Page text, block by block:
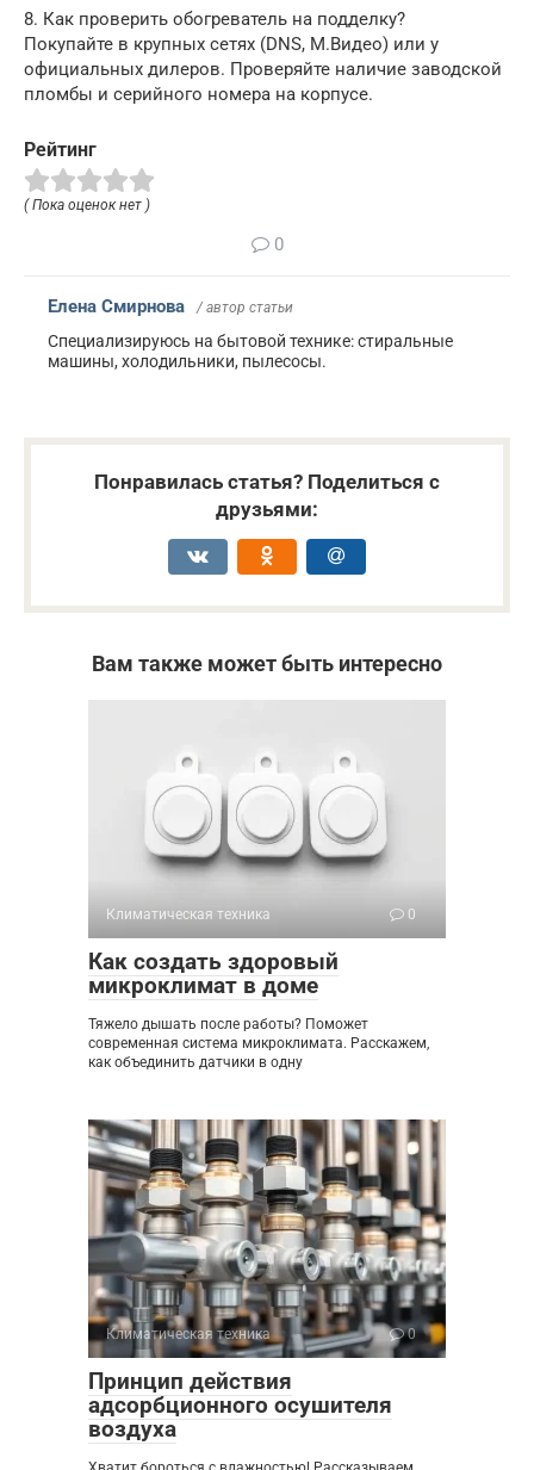
8. Как проверить обогреватель на подделку?
Покупайте в крупных сетях (DNS, М.Видео) или у
официальных дилеров. Проверяйте наличие заводской
пломбы и серийного номера на корпусе.
Рейтинг
( Пока оценок нет )
0
Елена Смирнова / автор статьи
Специализируюсь на бытовой технике: стиральные
машины, холодильники, пылесосы.
Понравилась статья? Поделиться с
друзьями:
Вам также может быть интересно
Климатическая техника 0
Как создать здоровый
микроклимат в доме
Тяжело дышать после работы? Поможет
современная система микроклимата. Расскажем,
как объединить датчики в одну
Климатическая техника 0
Принцип действия
адсорбционного осушителя
воздуха